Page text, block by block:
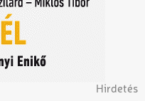
Hirdetés